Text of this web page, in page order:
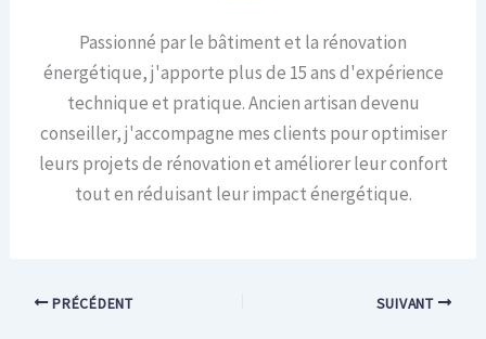
Passionné par le bâtiment et la rénovation
énergétique, j'apporte plus de 15 ans d'expérience
technique et pratique. Ancien artisan devenu
conseiller, j'accompagne mes clients pour optimiser
leurs projets de rénovation et améliorer leur confort
tout en réduisant leur impact énergétique.
PRÉCÉDENT SUIVANT